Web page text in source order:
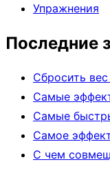
Упражнения
Последние
Сбросить
Самые
Самые
Самое
С чем